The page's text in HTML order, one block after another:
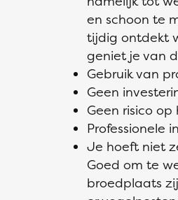
en schoon te
tijdig ontdekt
geniet je van
Gebruik van
Geen
Geen risico
Professionele
Je hoeft niet
Goed om te
broedplaats